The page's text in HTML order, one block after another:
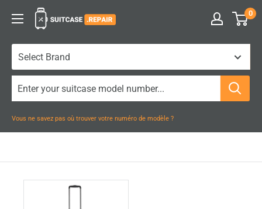
Suitcase.Repair 0
Vous ne savez pas où trouver votre numéro de modèle ?